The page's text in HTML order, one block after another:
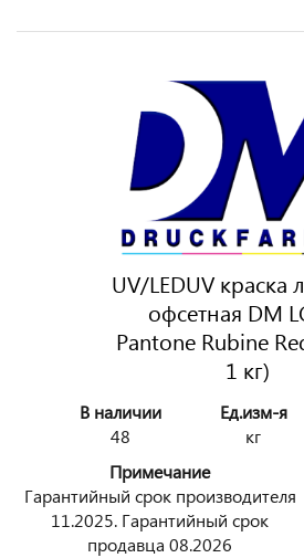
UV/LEDUV краска
офсетная DM
Pantone Rubine
1 кг)
В наличии
48
Ед.изм-я
кг
Примечание
Гарантийный срок производителя
11.2025. Гарантийный срок
продавца 08.2026